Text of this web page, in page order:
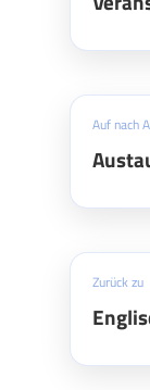
Auf nach
Zurück zu